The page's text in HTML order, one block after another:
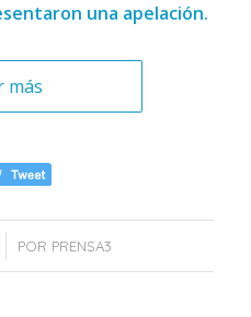
una apelación.
más
POR PRENSA3